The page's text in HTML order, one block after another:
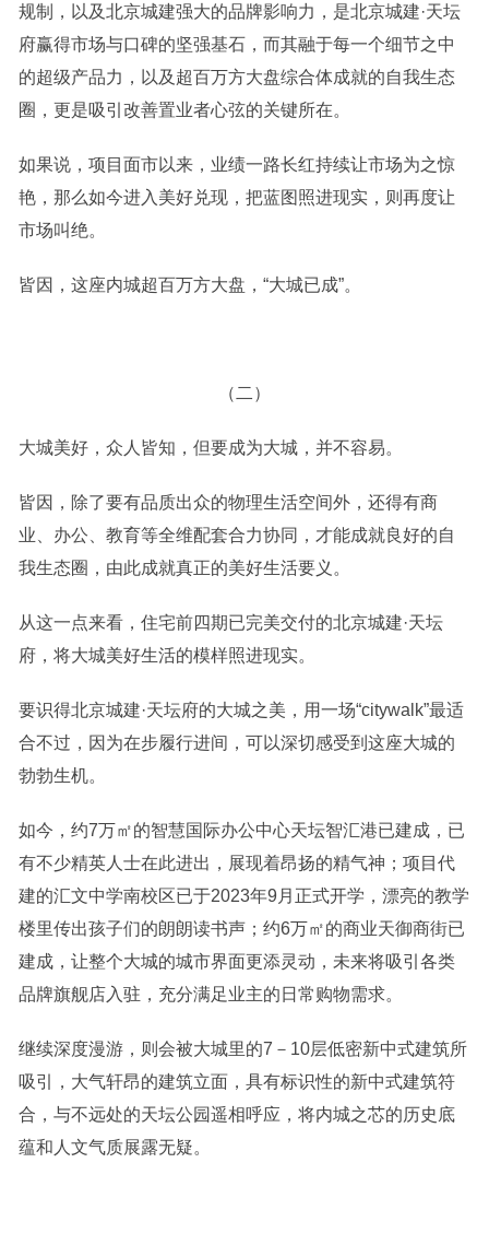
规制，以及北京城建强大的品牌影响力，是北京城建·天坛
府赢得市场与口碑的坚强基石，而其融于每一个细节之中
的超级产品力，以及超百万方大盘综合体成就的自我生态
圈，更是吸引改善置业者心弦的关键所在。
如果说，项目面市以来，业绩一路长红持续让市场为之惊
艳，那么如今进入美好兑现，把蓝图照进现实，则再度让
市场叫绝。
皆因，这座内城超百万方大盘，“大城已成”。
（二）
大城美好，众人皆知，但要成为大城，并不容易。
皆因，除了要有品质出众的物理生活空间外，还得有商
业、办公、教育等全维配套合力协同，才能成就良好的自
我生态圈，由此成就真正的美好生活要义。
从这一点来看，住宅前四期已完美交付的北京城建·天坛
府，将大城美好生活的模样照进现实。
要识得北京城建·天坛府的大城之美，用一场“citywalk”最适
合不过，因为在步履行进间，可以深切感受到这座大城的
勃勃生机。
如今，约7万㎡的智慧国际办公中心天坛智汇港已建成，已
有不少精英人士在此进出，展现着昂扬的精气神；项目代
建的汇文中学南校区已于2023年9月正式开学，漂亮的教学
楼里传出孩子们的朗朗读书声；约6万㎡的商业天御商街已
建成，让整个大城的城市界面更添灵动，未来将吸引各类
品牌旗舰店入驻，充分满足业主的日常购物需求。
继续深度漫游，则会被大城里的7－10层低密新中式建筑所
吸引，大气轩昂的建筑立面，具有标识性的新中式建筑符
合，与不远处的天坛公园遥相呼应，将内城之芯的历史底
蕴和人文气质展露无疑。